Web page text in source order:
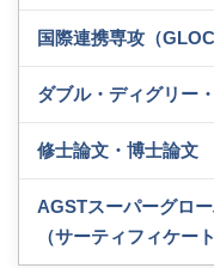
国際連携専攻（
ダブル・ディグリー
修士論文・博士論文
AGSTスーパーグロ
（サーティフィケー